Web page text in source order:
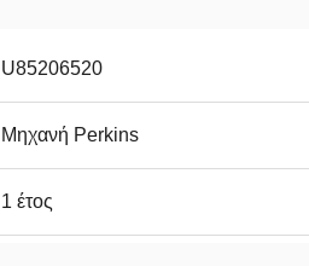
U85206520
Μηχανή Perkins
1 έτος